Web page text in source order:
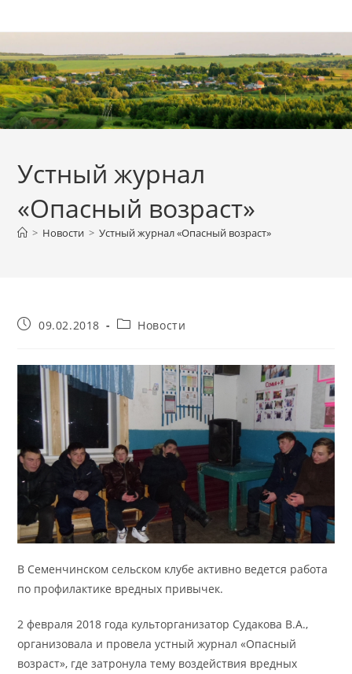
к
содержимому
Устный журнал
«Опасный возраст»
> Новости > Устный журнал «Опасный возраст»
Запись09.02.2018
Рубрика
Новости
В Семенчинском сельском клубе активно ведется работа
по профилактике вредных привычек.
2 февраля 2018 года культорганизатор Судакова В.А.,
организовала и провела устный журнал «Опасный
возраст», где затронула тему воздействия вредных